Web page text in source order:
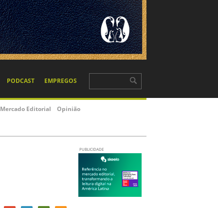
Naify
Mensal Anual
“A literatura perto
do cinema é muito
chata porque a
pessoa fica
solitária ao ler.”
SILVIANO SANTIAGO